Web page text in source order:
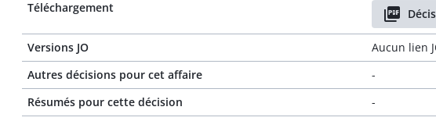
Téléchargement
Versions JO
Aucun lien
Autres décisions pour cet affaire
-
Résumés pour cette décision
-